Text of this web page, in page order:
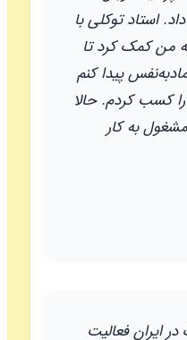
استاد توکلی با
من کمک کرد تا
پیدا کنم
و در اولین تلاشم نمره B را کسب کردم. حالا
به کار
ایران فعالیت